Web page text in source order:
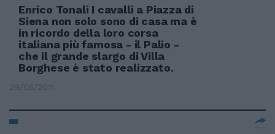
Enrico Tonali I cavalli a Piazza di
Siena non solo sono di casa ma è
in ricordo della loro corsa
italiana più famosa - il Palio -
che il grande slargo di Villa
Borghese è stato realizzato.
29/05/2011